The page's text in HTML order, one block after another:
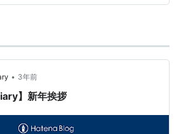
イ感じの眉毛をしてきた。 WORSTに
目総長 そんな僕だが、社会人になりそ
れなくなり、また細眉ブームもとっく
• 3年前
】新年挨拶